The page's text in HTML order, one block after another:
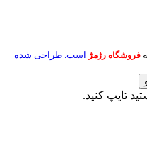
فروشگاه رژمژ است. طراحی شده
تایپ کنید.